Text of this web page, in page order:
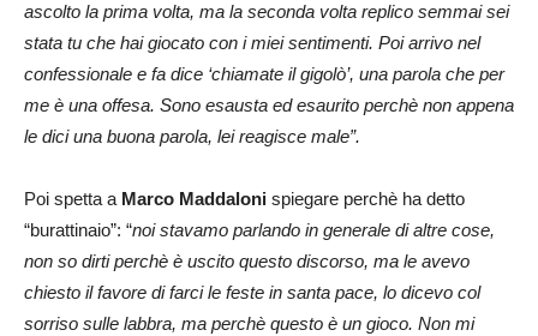
ascolto la prima volta, ma la seconda volta replico semmai sei
stata tu che hai giocato con i miei sentimenti. Poi arrivo nel
confessionale e fa dice ‘chiamate il gigolò’, una parola che per
me è una offesa. Sono esausta ed esaurito perchè non appena
le dici una buona parola, lei reagisce male”.
Poi spetta a Marco Maddaloni spiegare perchè ha detto
“burattinaio”: “noi stavamo parlando in generale di altre cose,
non so dirti perchè è uscito questo discorso, ma le avevo
chiesto il favore di farci le feste in santa pace, lo dicevo col
sorriso sulle labbra, ma perchè questo è un gioco. Non mi